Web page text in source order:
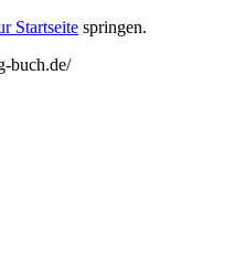
Startseite springen.
buch.de/